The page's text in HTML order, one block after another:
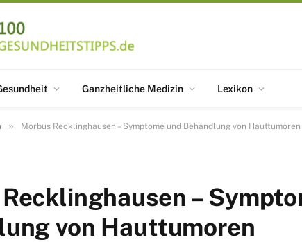
Ganzheitliche Medizin Lexikon
» Morbus Recklinghausen – Symptome und Behandlung von Hauttumoren
–
von Hauttumoren